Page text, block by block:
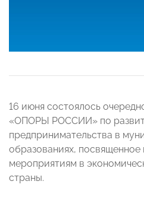
16 июня состоялось
«ОПОРЫ РОССИИ» по
предпринимательства в
образованиях,
мероприятиям в
страны.